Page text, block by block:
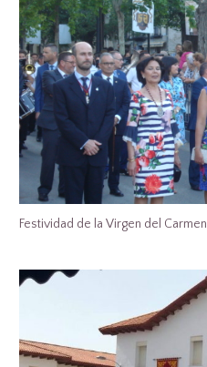
Festividad de la Virgen del Carmen